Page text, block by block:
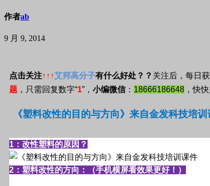
作者ab
9 月 9, 2014
点击关注↑↑↑艾邦高分子有什么好处？？ 关注后，每日
题 ，只需回复数字“1” ， 小编微信 ： 18666186648 ，快
《塑料改性的目的与方向》来自金发科技培
1 ：改性塑料的原因？
2 ：塑料改性的方向：（手机横屏看效果更好！）